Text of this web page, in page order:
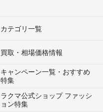
カテゴリ一覧
買取・相場価格情報
キャンペーン一覧・おすすめ
特集
ラクマ公式ショップ ファッシ
ョン特集